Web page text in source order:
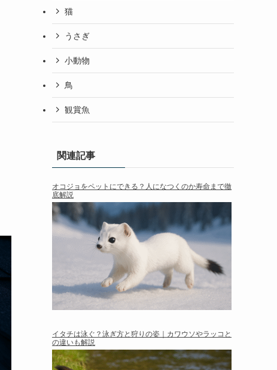
猫
うさぎ
小動物
鳥
観賞魚
関連記事
オコジョをペットにできる？人になつくのか寿命まで徹
底解説
イタチは泳ぐ？泳ぎ方と狩りの姿｜カワウソやラッコと
の違いも解説